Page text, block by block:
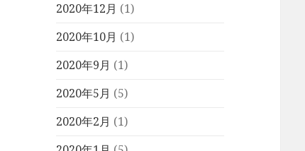
2020年12月 (1)
2020年10月 (1)
2020年9月 (1)
2020年5月 (5)
2020年2月 (1)